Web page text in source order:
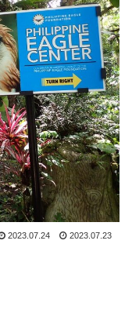
2023.07.24 2023.07.23